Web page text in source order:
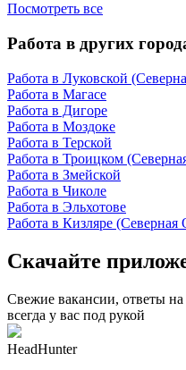
Посмотреть все
Работа в других
Работа в Луковской
Работа в Магасе
Работа в Дигоре
Работа в Моздоке
Работа в Терской
Работа в Троицком
Работа в Змейской
Работа в Чиколе
Работа в Эльхотове
Работа в Кизляре (Северная
Скачайте
Свежие вакансии, ответы
всегда у вас под рукой
HeadHunter